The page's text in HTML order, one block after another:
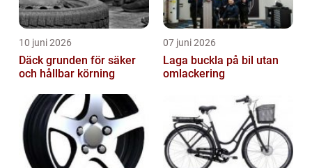
10 juni 2026
Däck grunden för säker
och hållbar körning
07 juni 2026
Laga buckla på bil utan
omlackering